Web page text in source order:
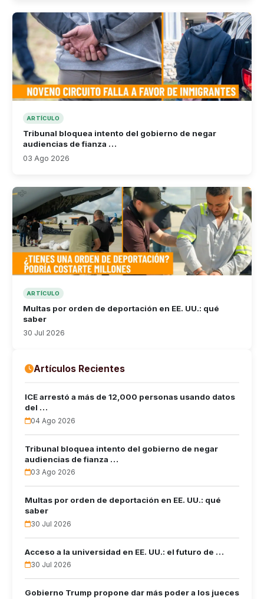
ARTÍCULO
Tribunal bloquea intento del gobierno de negar
audiencias de fianza …
03 Ago 2026
ARTÍCULO
Multas por orden de deportación en EE. UU.: qué
saber
30 Jul 2026
Artículos Recientes
ICE arrestó a más de 12,000 personas usando datos
del …
04 Ago 2026
Tribunal bloquea intento del gobierno de negar
audiencias de fianza …
03 Ago 2026
Multas por orden de deportación en EE. UU.: qué
saber
30 Jul 2026
Acceso a la universidad en EE. UU.: el futuro de …
30 Jul 2026
Gobierno Trump propone dar más poder a los jueces